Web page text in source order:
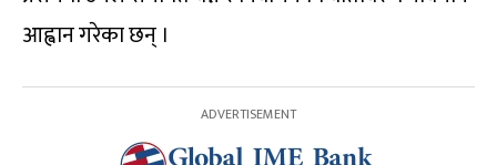
आह्वान गरेका छन् ।